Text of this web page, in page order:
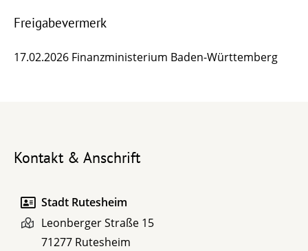
Freigabevermerk
17.02.2026 Finanzministerium Baden-Württemberg
Kontakt & Anschrift
Stadt Rutesheim
Leonberger Straße 15
71277 Rutesheim